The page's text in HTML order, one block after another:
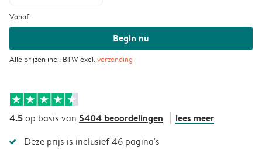
Vanaf
Begin nu
Alle prijzen incl. BTW excl.verzending
4.5op basis van 5404 beoordelingen lees meer
Deze prijs is inclusief 46 pagina's